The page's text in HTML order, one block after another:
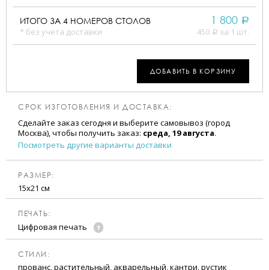
ИТОГО ЗА 4 НОМЕРОВ СТОЛОВ
* без учета доставки
1 800 a
450 a за 1 шт.
ДОБАВИТЬ В КОРЗИНУ
СРОК ИЗГОТОВЛЕНИЯ И ДОСТАВКА:
Сделайте заказ сегодня и выберите самовывоз (город
Москва), чтобы получить заказ: среда, 19 августа.
Посмотреть другие варианты доставки
РАЗМЕР:
15х21 см
ПЕЧАТЬ:
Цифровая печать
CТИЛИ:
прованс, растительный, акварельный, кантри, рустик